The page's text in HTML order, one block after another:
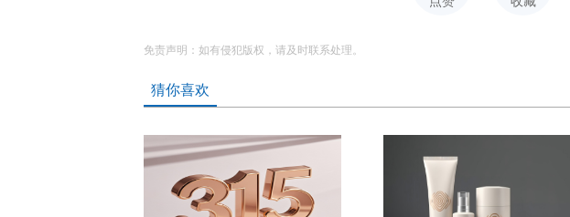
免责声明：如有侵犯版权，请及时联系处理。
猜你喜欢